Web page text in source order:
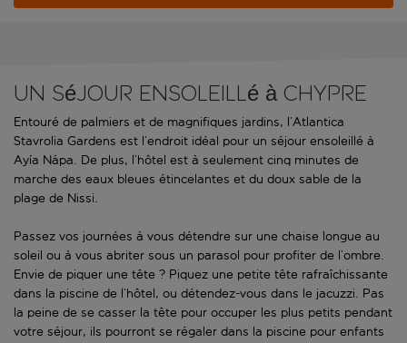
Un séjour ensoleillé à Chypre
Entouré de palmiers et de magnifiques jardins, l’Atlantica
Stavrolia Gardens est l’endroit idéal pour un séjour ensoleillé à
Ayía Nápa. De plus, l’hôtel est à seulement cinq minutes de
marche des eaux bleues étincelantes et du doux sable de la
plage de Nissi.
Passez vos journées à vous détendre sur une chaise longue au
soleil ou à vous abriter sous un parasol pour profiter de l’ombre.
Envie de piquer une tête ? Piquez une petite tête rafraîchissante
dans la piscine de l’hôtel, ou détendez-vous dans le jacuzzi. Pas
la peine de se casser la tête pour occuper les plus petits pendant
votre séjour, ils pourront se régaler dans la piscine pour enfants